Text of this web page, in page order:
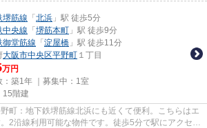
堺筋線 「 北浜 」駅 徒歩5分
中央線 「 堺筋本町 」駅 徒歩9分
御堂筋線 「 淀屋橋 」駅 徒歩11分
大阪市中央区平野町 １丁目
万円
：築1年 ｜募集中： 1室
15階建
町：地下鉄堺筋線北浜にも近くて便利。こちらはエ
2沿線利用可能な物件です。徒歩5分で駅にアクセス